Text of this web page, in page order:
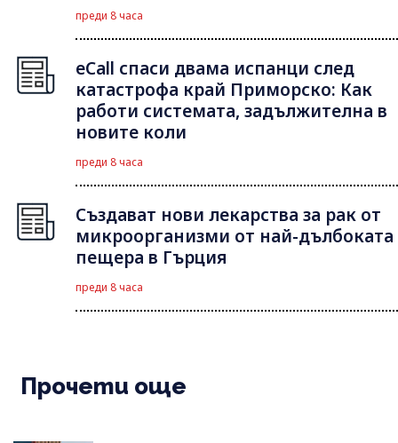
преди 8 часа
eCall спаси двама испанци след
катастрофа край Приморско: Как
работи системата, задължителна в
новите коли
преди 8 часа
Създават нови лекарства за рак от
микроорганизми от най-дълбоката
пещера в Гърция
преди 8 часа
Прочети още